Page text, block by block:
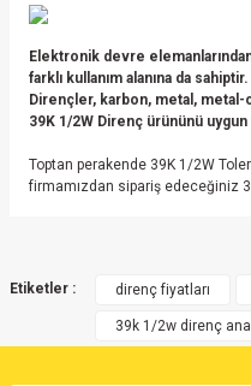
Elektronik devre
farklı kullanım alanına da sahiptir.
Dirençler, karbon, metal, metal-
39K 1/2W Direnç ürününü
Toptan perakende 39K 1/2W
firmamızdan sipariş edeceğiniz
Güzel paketleme ve
Ürün resmi kalitesiz, bozuk
Etiketler : direnç fiyatları
39k 1/2w direnç